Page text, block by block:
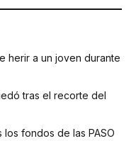
herir a un joven durante
tras el recorte del
fondos de las PASO